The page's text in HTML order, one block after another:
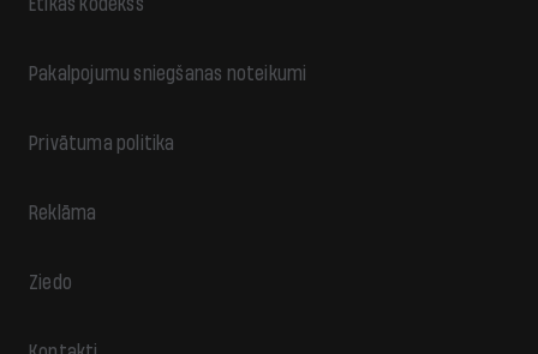
Ētikas kodekss
Pakalpojumu sniegšanas noteikumi
Privātuma politika
Reklāma
Ziedo